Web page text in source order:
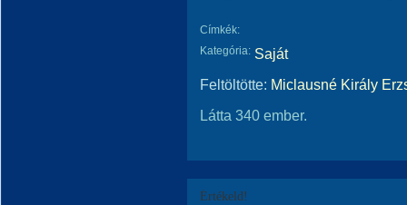
Címkék:
Kategória: Saját
Feltöltötte: Miclausné Király
Látta 340 ember.
Értékeld!